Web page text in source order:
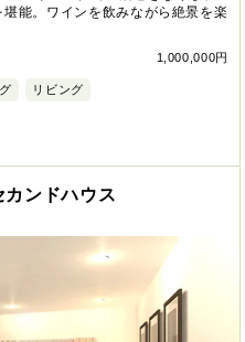
能。ワインを飲みながら絶景を楽
1,000,000円
リビング
ンドハウス